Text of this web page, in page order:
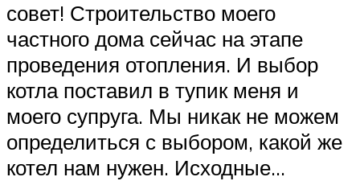
совет! Строительство моего
частного дома сейчас на этапе
проведения отопления. И выбор
котла поставил в тупик меня и
моего супруга. Мы никак не можем
определиться с выбором, какой же
котел нам нужен. Исходные…